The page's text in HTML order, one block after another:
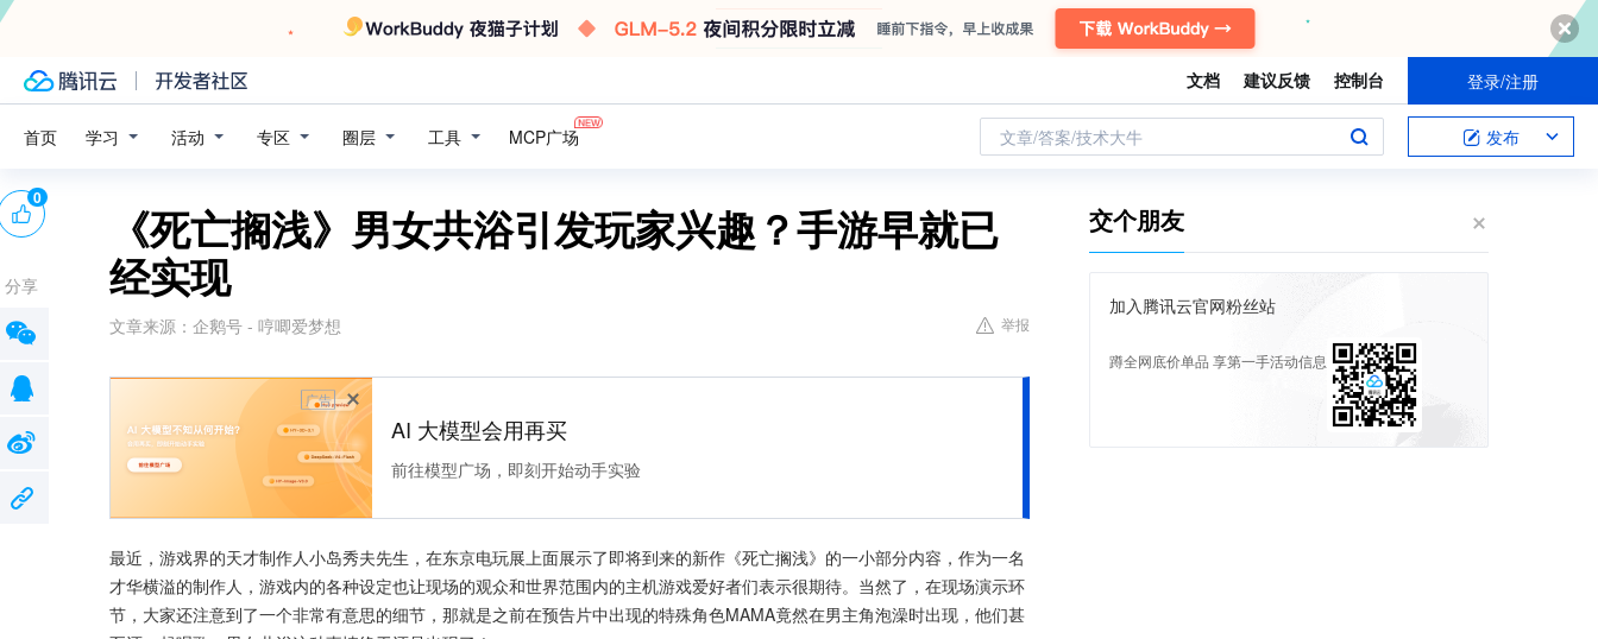
文档 建议反馈 控制台 登录/注册
首页 学习 活动 专区 圈层 工具 MCP广场 文章/答案/技术大牛 发布
《死亡搁浅》男女共浴引发玩家兴趣？手游早就已
经实现
文章来源： 企鹅号 - 哼唧爱梦想 举报
广告
AI 大模型会用再买
前往模型广场，即刻开始动手实验
最近，游戏界的天才制作人小岛秀夫先生，在东京电玩展上面展示了即将到来的新作《死亡搁浅》的一小部分内容，作为一名
才华横溢的制作人，游戏内的各种设定也让现场的观众和世界范围内的主机游戏爱好者们表示很期待。当然了，在现场演示环
节，大家还注意到了一个非常有意思的细节，那就是之前在预告片中出现的特殊角色MAMA竟然在男主角泡澡时出现，他们甚
0
分享
交个朋友
加入腾讯云官网粉丝站
蹲全网底价单品 享第一手活动信息